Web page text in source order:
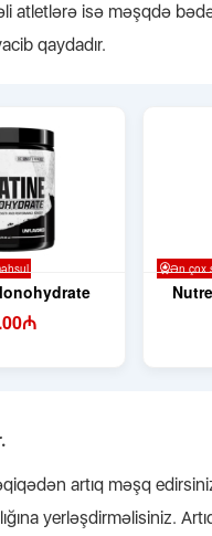
atletlərə isə məşqdə
qaydadır.
artıq məşq
yerləşdirməlisiniz.